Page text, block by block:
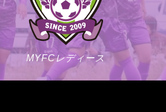
MYFCレディース